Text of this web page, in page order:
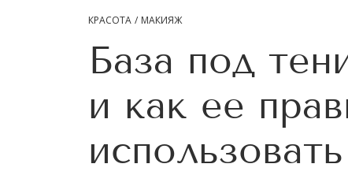
КРАСОТА МАКИЯЖ
База под
и как ее
использовать